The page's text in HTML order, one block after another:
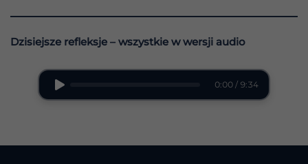
Dzisiejsze refleksje – wszystkie w wersji audio
0:00 / 9:34